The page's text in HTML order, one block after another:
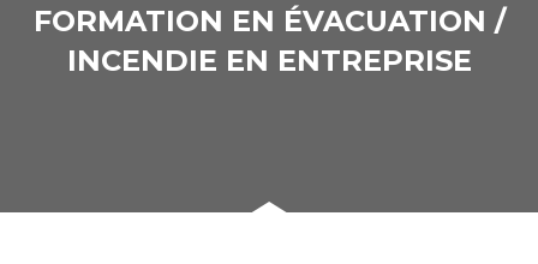
FORMATION EN ÉVACUATION /
INCENDIE EN ENTREPRISE